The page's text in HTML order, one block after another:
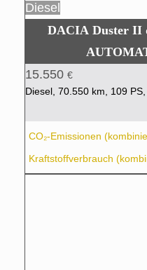
Diesel
DACIA Duster II
15.550 €
Diesel, 70.550 km, 109
CO₂-Emissionen
Kraftstoffverbrauch